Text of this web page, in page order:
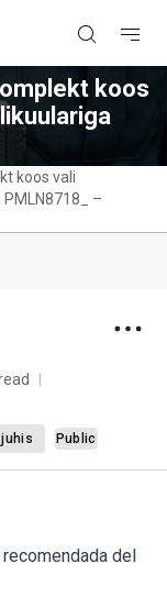
koos
koos vali
–
Public
del